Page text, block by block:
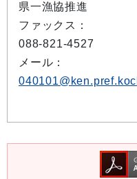
県一漁協推
ファックス：
088-821-4527
メール：